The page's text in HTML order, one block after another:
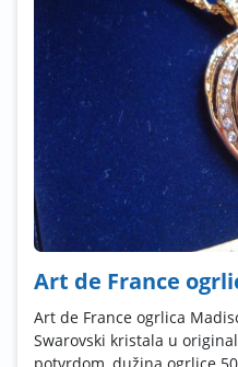
Art de France
Art de France ogrlica
Swarovski kristala u